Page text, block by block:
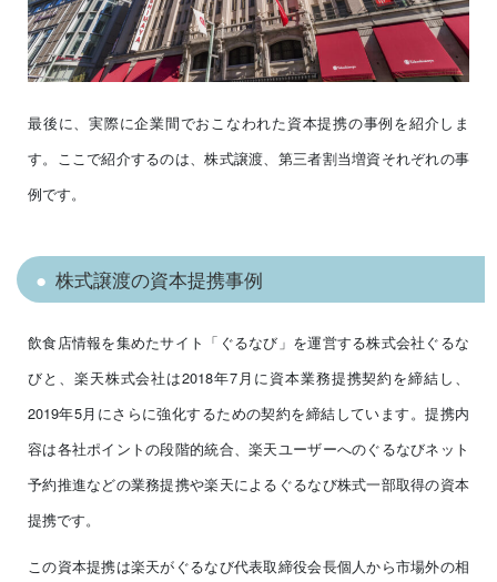
最後に、実際に企業間でおこなわれた資本提携の事例を紹介しま
す。ここで紹介するのは、株式譲渡、第三者割当増資それぞれの事
例です。
株式譲渡の資本提携事例
飲食店情報を集めたサイト「ぐるなび」を運営する株式会社ぐるな
びと、楽天株式会社は2018年7月に資本業務提携契約を締結し、
2019年5月にさらに強化するための契約を締結しています。提携内
容は各社ポイントの段階的統合、楽天ユーザーへのぐるなびネット
予約推進などの業務提携や楽天によるぐるなび株式一部取得の資本
提携です。
この資本提携は楽天がぐるなび代表取締役会長個人から市場外の相